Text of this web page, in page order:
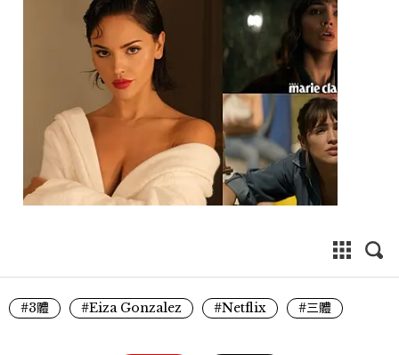
#3體 #Eiza Gonzalez #Netflix #三體